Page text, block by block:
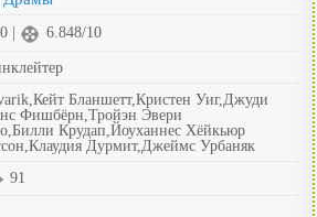
| 6.848/10
Бланшетт,Кристен Уиг,Джуди
Фишбёрн,Тройэн Эвери
Крудап,Йоуханнес Хёйкьюр
Дурмит,Джеймс Урбаняк
91